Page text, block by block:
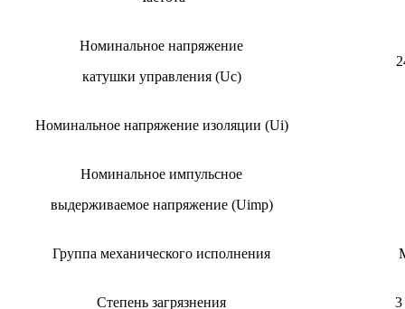
Номинальное напряжение
катушки управления (Uc)
Номинальное напряжение изоляции (Ui)
Номинальное импульсное
выдерживаемое напряжение (Uimp)
Группа механического исполнения
Степень загрязнения